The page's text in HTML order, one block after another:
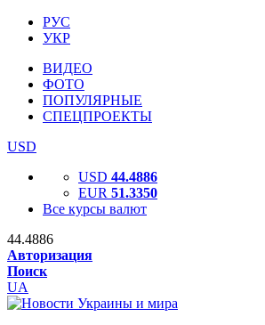
РУС
УКР
ВИДЕО
ФОТО
ПОПУЛЯРНЫЕ
СПЕЦПРОЕКТЫ
USD
USD 44.4886
EUR 51.3350
Все курсы валют
44.4886
Авторизация
Поиск
UA